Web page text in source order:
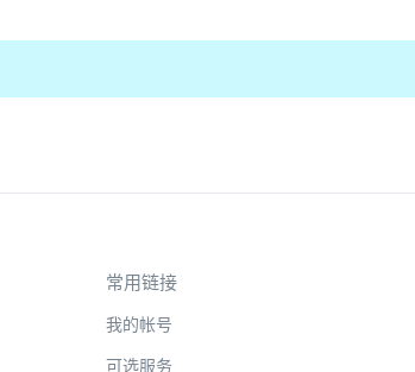
常用链接
我的帐号
可选服务